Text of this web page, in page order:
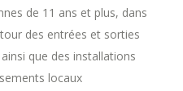
de 11 ans et plus, dans
des entrées et sorties
que des installations
locaux